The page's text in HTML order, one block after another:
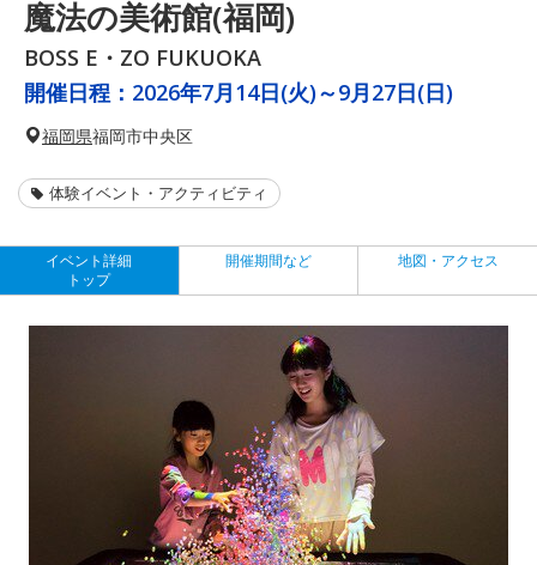
魔法の美術館(福岡)
BOSS E・ZO FUKUOKA
開催日程： 2026年7月14日(火)～9月27日(日)
福岡県福岡市中央区
体験イベント・アクティビティ
イベント詳細
トップ
開催期間など 地図・アクセス